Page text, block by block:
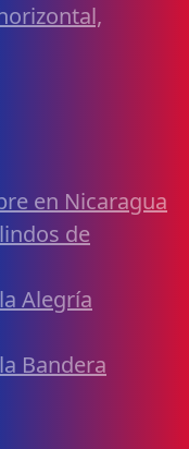
en Nicaragua
de
Alegría
Bandera